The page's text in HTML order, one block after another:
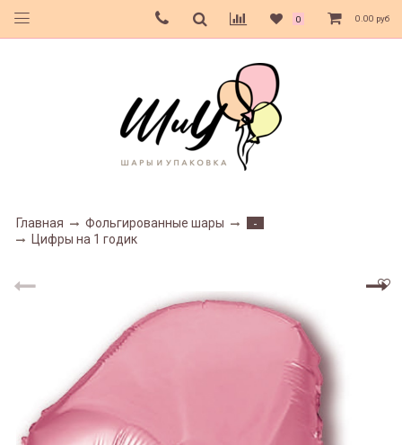
0 0.00 руб
Главная Фольгированные шары
-
Цифры на 1 годик